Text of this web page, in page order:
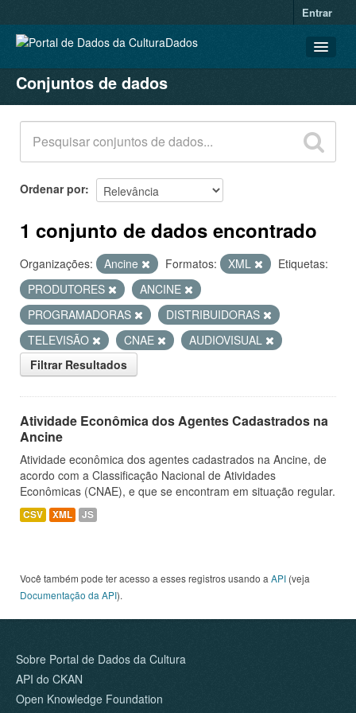
Entrar
CONJUNTOS DE DADOS
ORGANIZAÇÕES
GRUPOS
SOBRE
Conjuntos de dados
Ordenar por
1 conjunto de dados encontrado
Organizações: Ancine Formatos: XML
Etiquetas:
PRODUTORES
ANCINE
PROGRAMADORAS
DISTRIBUIDORAS
TELEVISÃO
CNAE
AUDIOVISUAL
Filtrar Resultados
Atividade Econômica dos Agentes Cadastrados na
Ancine
Atividade econômica dos agentes cadastrados na Ancine, de
acordo com a Classificação Nacional de Atividades
Econômicas (CNAE), e que se encontram em situação regular.
CSV XML JS
Você também pode ter acesso a esses registros usando a API (veja
Documentação da API).
Sobre Portal de Dados da Cultura
API do CKAN
Open Knowledge Foundation